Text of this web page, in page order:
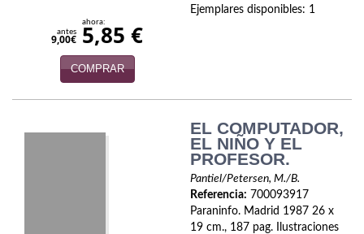
Tema Local
Terror
Terrorismo
Ejemplares disponibles: 1
antes
9,00€
ahora:
5,85 €
COMPRAR
EL COMPUTADOR,
EL NIÑO Y EL
PROFESOR.
Pantiel/Petersen, M./B.
Referencia: 700093917
Paraninfo. Madrid 1987 26 x
19 cm., 187 pag. Ilustraciones